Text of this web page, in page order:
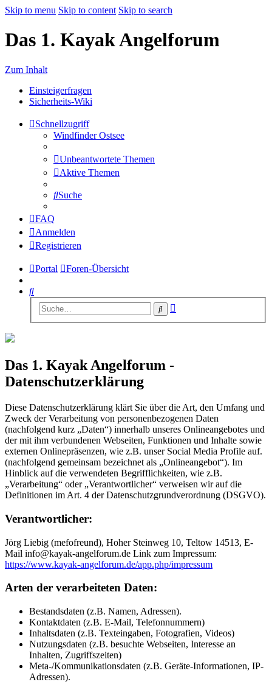
Skip to menu Skip to content Skip to search
Das 1. Kayak Angelforum
Zum Inhalt
Einsteigerfragen
Sicherheits-Wiki
Schnellzugriff
Windfinder Ostsee
Unbeantwortete Themen
Aktive Themen
Suche
FAQ
Anmelden
Registrieren
Portal Foren-Übersicht
Suche
Suche
Das 1. Kayak Angelforum -
Datenschutzerklärung
Diese Datenschutzerklärung klärt Sie über die Art, den Umfang und
Zweck der Verarbeitung von personenbezogenen Daten
(nachfolgend kurz „Daten“) innerhalb unseres Onlineangebotes und
der mit ihm verbundenen Webseiten, Funktionen und Inhalte sowie
externen Onlinepräsenzen, wie z.B. unser Social Media Profile auf.
(nachfolgend gemeinsam bezeichnet als „Onlineangebot“). Im
Hinblick auf die verwendeten Begrifflichkeiten, wie z.B.
„Verarbeitung“ oder „Verantwortlicher“ verweisen wir auf die
Definitionen im Art. 4 der Datenschutzgrundverordnung (DSGVO).
Verantwortlicher:
Jörg Liebig (mefofreund), Hoher Steinweg 10, Teltow 14513, E-
Mail info@kayak-angelforum.de Link zum Impressum:
https://www.kayak-angelforum.de/app.php/impressum
Arten der verarbeiteten Daten:
Bestandsdaten (z.B. Namen, Adressen).
Kontaktdaten (z.B. E-Mail, Telefonnummern)
Inhaltsdaten (z.B. Texteingaben, Fotografien, Videos)
Nutzungsdaten (z.B. besuchte Webseiten, Interesse an
Inhalten, Zugriffszeiten)
Meta-/Kommunikationsdaten (z.B. Geräte-Informationen, IP-
Adressen).